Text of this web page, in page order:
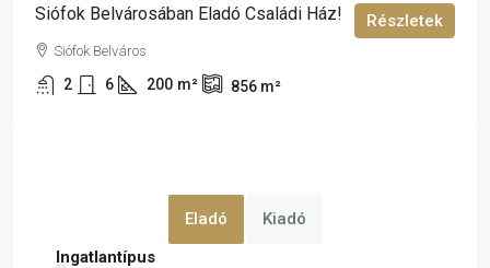
Siófok Belvárosában Eladó Családi Ház!
Siófok Belváros
2 6 200 m² 856 m²
Részletek
Eladó
Kiadó
Ingatlantípus